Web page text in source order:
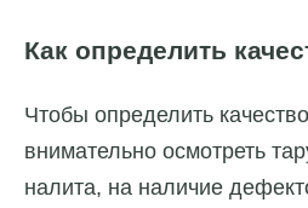
Как определить
Чтобы определить
внимательно осмотреть
налита, на наличие